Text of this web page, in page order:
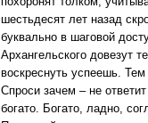
шестьдесят лет назад
буквально в шаговой
Архангельского довезут
воскреснуть успеешь.
Спроси зачем – не
богато. Богато, ладно,